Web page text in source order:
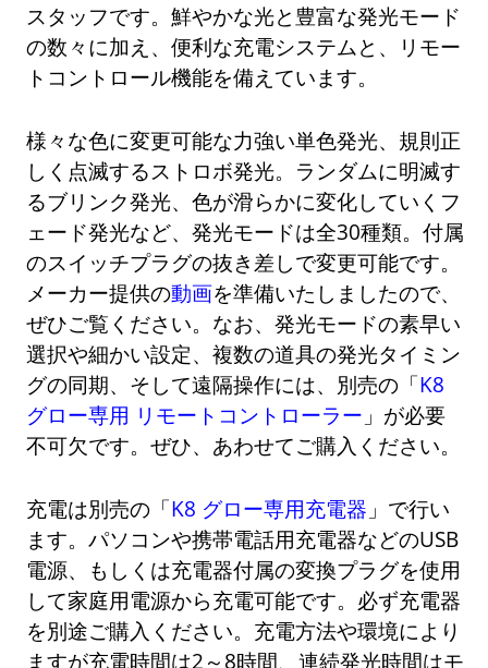
スタッフです。鮮やかな光と豊富な発光モード
の数々に加え、便利な充電システムと、リモー
トコントロール機能を備えています。
様々な色に変更可能な力強い単色発光、規則正
しく点滅するストロボ発光。ランダムに明滅す
るブリンク発光、色が滑らかに変化していくフ
ェード発光など、発光モードは全30種類。付属
のスイッチプラグの抜き差しで変更可能です。
メーカー提供の動画を準備いたしましたので、
ぜひご覧ください。なお、発光モードの素早い
選択や細かい設定、複数の道具の発光タイミン
グの同期、そして遠隔操作には、別売の「K8
グロー専用 リモートコントローラー 」が必要
不可欠です。ぜひ、あわせてご購入ください。
充電は別売の「K8 グロー専用充電器 」で行い
ます。パソコンや携帯電話用充電器などのUSB
電源、もしくは充電器付属の変換プラグを使用
して家庭用電源から充電可能です。必ず充電器
を別途ご購入ください。充電方法や環境により
ますが充電時間は2～8時間、連続発光時間はモ